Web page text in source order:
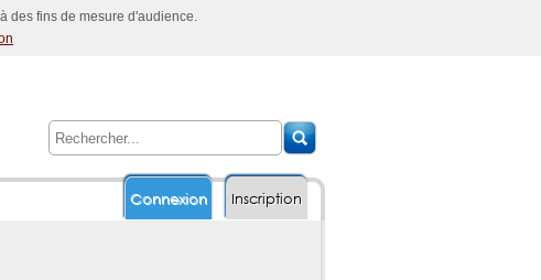
des fins de mesure d'audience.
Inscription
Connexion